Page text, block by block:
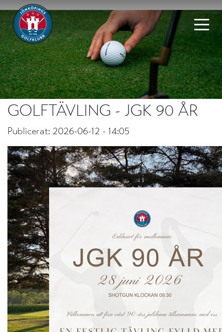
GOLFTÄVLING - JGK 90 ÅR
Publicerat: 2026-06-12 - 14:05